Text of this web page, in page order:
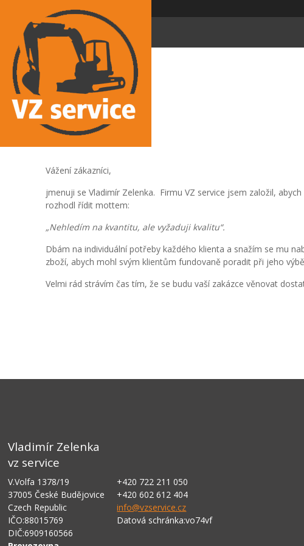
Vážení zákazníci,
jmenuji se Vladimír Zelenka. Firmu VZ service jsem založil,
rozhodl řídit mottem:
„Nehledím na kvantitu, ale vyžaduji kvalitu“.
Dbám na individuální potřeby každého klienta a snažím se mu
zboží, abych mohl svým klientům fundovaně poradit při jeho
Velmi rád strávím čas tím, že se budu vaší zakázce věnovat
Vladimír Zelenka
vz service
V.Volfa 1378/19
37005 České Budějovice
Czech Republic
IČO:88015769
DIČ:6909160566
+420 722 211 050
+420 602 612 404
info@vzservice.cz
Datová schránka:vo74vf